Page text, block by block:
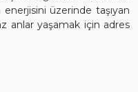
üzerinde taşıyan
anlar yaşamak için adres